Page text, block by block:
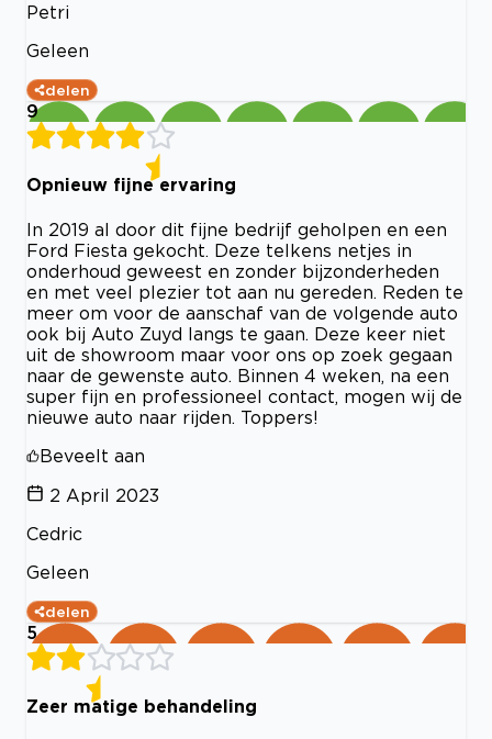
Petri
Geleen
delen
9
Opnieuw fijne ervaring
In 2019 al door dit fijne bedrijf geholpen en een
Ford Fiesta gekocht. Deze telkens netjes in
onderhoud geweest en zonder bijzonderheden
en met veel plezier tot aan nu gereden. Reden te
meer om voor de aanschaf van de volgende auto
ook bij Auto Zuyd langs te gaan. Deze keer niet
uit de showroom maar voor ons op zoek gegaan
naar de gewenste auto. Binnen 4 weken, na een
super fijn en professioneel contact, mogen wij de
nieuwe auto naar rijden. Toppers!
Beveelt aan
2 April 2023
Cedric
Geleen
delen
5
Zeer matige behandeling